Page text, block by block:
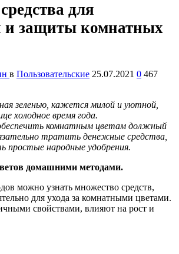
для
и защиты комнатных
в Пользовательские 25.07.2021 0 467
зеленью, кажется милой и уютной,
холодное время года.
комнатным цветам должный
тратить денежные средства,
простые народные удобрения.
домашними методами.
можно узнать множество средств,
для ухода за комнатными цветами.
свойствами, влияют на рост и